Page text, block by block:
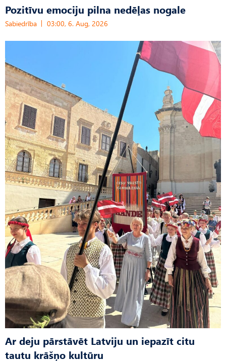
Pozitīvu emociju pilna nedēļas nogale
Sabiedrība 03:00, 6. Aug, 2026
Ar deju pārstāvēt Latviju un iepazīt citu
tautu krāšņo kultūru